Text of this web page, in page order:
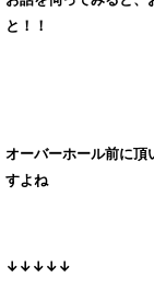
と！！
オーバーホール前に頂
すよね
↓↓↓↓↓